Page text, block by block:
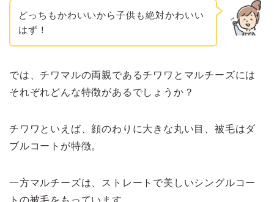
どっちもかわいいから子供も絶対かわいい
はず！
では、チワマルの両親であるチワワとマルチーズには
それぞれどんな特徴があるでしょうか？
チワワといえば、顔のわりに大きな丸い目、被毛はダ
ブルコートが特徴。
一方マルチーズは、ストレートで美しいシングルコー
トの被毛をもっています。